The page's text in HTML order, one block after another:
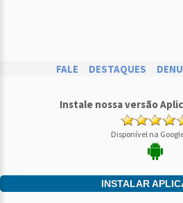
FALE DESTAQUES
Instale nossa versão
Disponível na
INSTALAR